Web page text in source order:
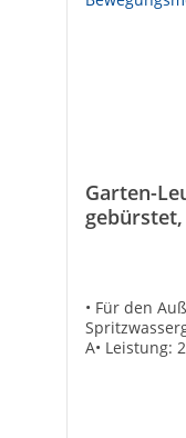
Garten-
gebürstet,
• Für den
A• Leistung: